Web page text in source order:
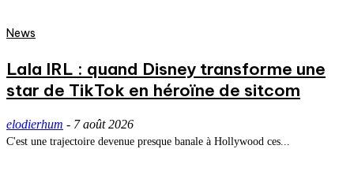
News
Lala IRL : quand Disney transforme une
star de TikTok en héroïne de sitcom
elodierhum - 7 août 2026
C'est une trajectoire devenue presque banale à Hollywood ces...